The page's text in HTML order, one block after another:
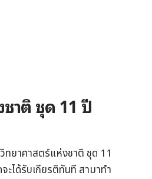
าติ ชุด 11 ปี
ทยาศาสตร์แห่งชาติ ชุด 11
ได้รับเกียรติทันที สามาทำ